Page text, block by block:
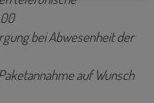
bei Abwesenheit der
auf Wunsch